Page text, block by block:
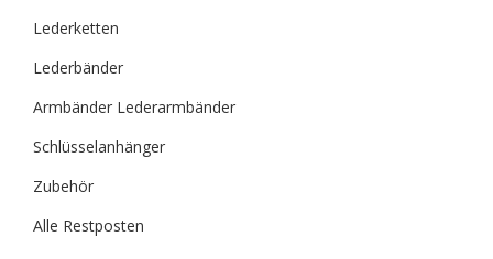
Lederketten
Lederbänder
Armbänder Lederarmbänder
Schlüsselanhänger
Zubehör
Alle Restposten